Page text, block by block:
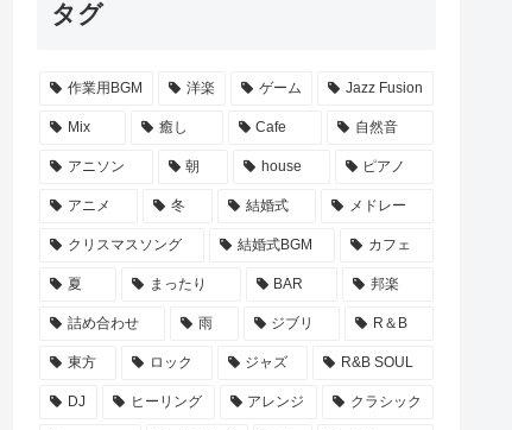
タグ
作業用BGM 洋楽 ゲーム Jazz Fusion
Mix 癒し Cafe 自然音
アニソン 朝 house ピアノ
アニメ 冬 結婚式 メドレー
クリスマスソング 結婚式BGM カフェ
夏 まったり BAR 邦楽
詰め合わせ 雨 ジブリ R＆B
東方 ロック ジャズ R&B SOUL
DJ ヒーリング アレンジ クラシック